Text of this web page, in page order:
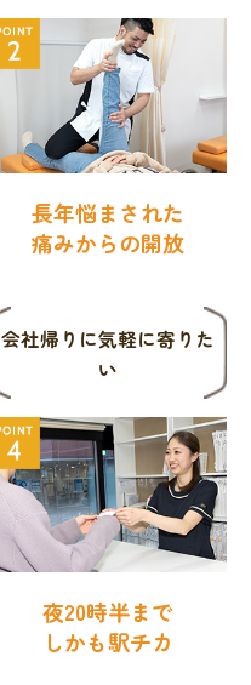
長年悩まされた
痛みからの開放
会社帰りに気軽に寄りた
い
夜20時半まで
しかも駅チカ